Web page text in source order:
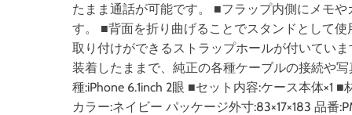
たまま通話が可能です。 ■フラップ内側にメモ
す。 ■背面を折り曲げることでスタンドとして
取り付けができるストラップホールが付いてい
装着したままで、純正の各種ケーブルの接続や
種:iPhone 6.1inch 2眼 ■セット内容:ケース本体×1
カラー:ネイビー パッケージ外寸:83×17×183 品番